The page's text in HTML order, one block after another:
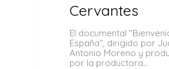
Cervantes
El documental
España", dirigido por
Antonio Moreno y
por la productora…